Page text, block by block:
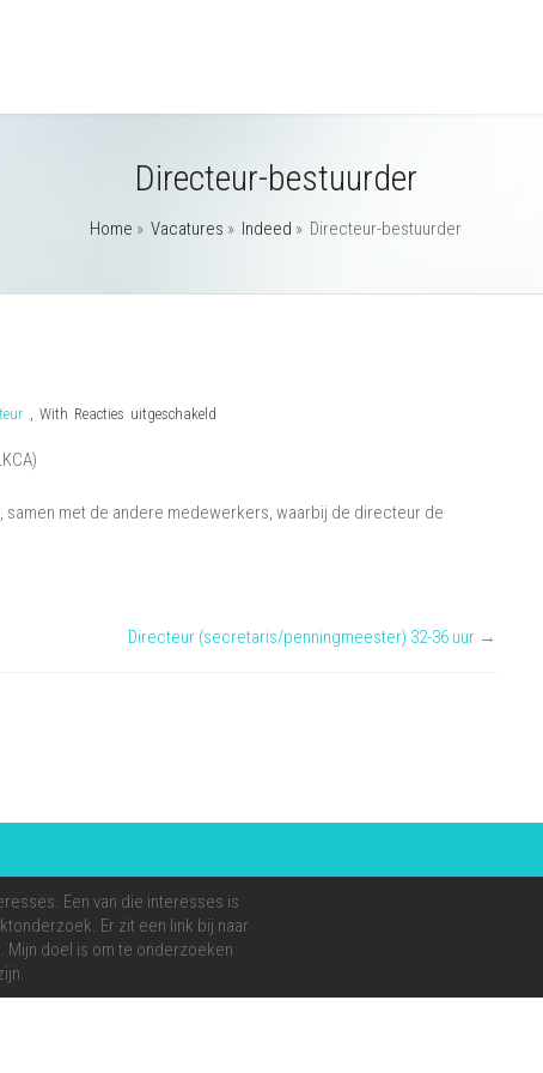
Directeur-bestuurder
Home » Vacatures » Indeed » Directeur-bestuurder
, With Reacties uitgeschakeld
met de andere medewerkers, waarbij de directeur de
Directeur (secretaris/penningmeester) 32-36 uur →
Een van die interesses is
Er zit een link bij naar
doel is om te onderzoeken